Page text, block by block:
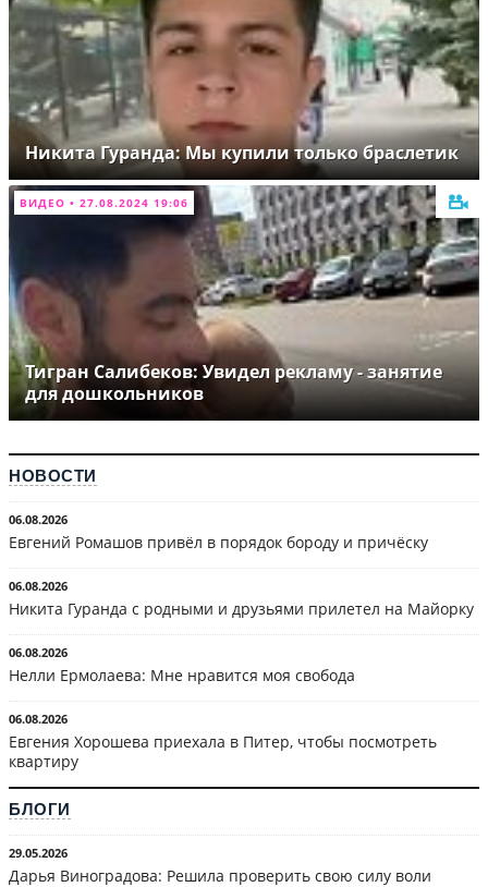
Никита Гуранда: Мы купили только браслетик
ВИДЕО • 27.08.2024 19:06
Тигран Салибеков: Увидел рекламу - занятие
для дошкольников
НОВОСТИ
06.08.2026
Евгений Ромашов привёл в порядок бороду и причёску
06.08.2026
Никита Гуранда с родными и друзьями прилетел на Майорку
06.08.2026
Нелли Ермолаева: Мне нравится моя свобода
06.08.2026
Евгения Хорошева приехала в Питер, чтобы посмотреть
квартиру
БЛОГИ
29.05.2026
Дарья Виноградова: Решила проверить свою силу воли